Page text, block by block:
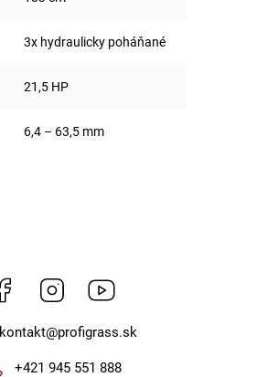
3x hydraulicky poháňané
21,5 HP
6,4 – 63,5 mm
Facebook Instagram
kontakt@profigrass.sk
+421 945 551 888